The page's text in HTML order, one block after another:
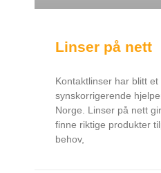
Linser på nett
Kontaktlinser har blitt et
synskorrigerende
Norge. Linser på nett
finne riktige produkter
behov,